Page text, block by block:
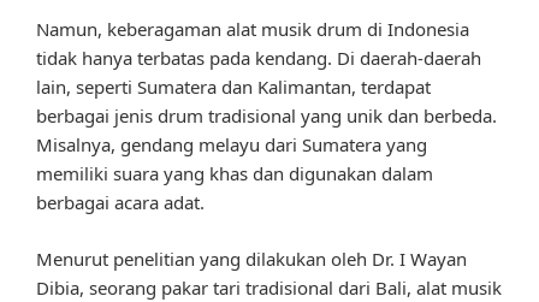
Namun, keberagaman alat musik drum di Indonesia
tidak hanya terbatas pada kendang. Di daerah-daerah
lain, seperti Sumatera dan Kalimantan, terdapat
berbagai jenis drum tradisional yang unik dan berbeda.
Misalnya, gendang melayu dari Sumatera yang
memiliki suara yang khas dan digunakan dalam
berbagai acara adat.
Menurut penelitian yang dilakukan oleh Dr. I Wayan
Dibia, seorang pakar tari tradisional dari Bali, alat musik